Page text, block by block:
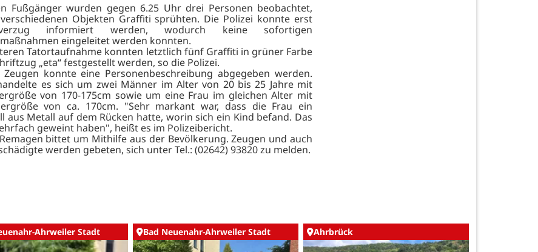
Fußgänger wurden gegen 6.25 Uhr drei Personen beobachtet,
Objekten Graffiti sprühten. Die Polizei konnte erst
informiert werden, wodurch keine sofortigen
eingeleitet werden konnten.
Tatortaufnahme konnten letztlich fünf Graffiti in grüner Farbe
„eta“ festgestellt werden, so die Polizei.
konnte eine Personenbeschreibung abgegeben werden.
es sich um zwei Männer im Alter von 20 bis 25 Jahre mit
von 170-175cm sowie um eine Frau im gleichen Alter mit
von ca. 170cm. "Sehr markant war, dass die Frau ein
aus Metall auf dem Rücken hatte, worin sich ein Kind befand. Das
geweint haben", heißt es im Polizeibericht.
bittet um Mithilfe aus der Bevölkerung. Zeugen und auch
werden gebeten, sich unter Tel.: (02642) 93820 zu melden.
Ahrweiler Stadt Bad Neuenahr-Ahrweiler Stadt Ahrbrück